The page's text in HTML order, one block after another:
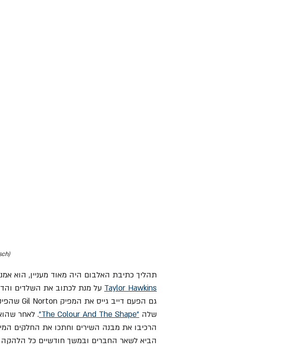
(Photo: Thomas Rabsch)
תהליך כתיבת האלבום היה מאוד מעניין, הוא
Taylor Hawkins על מנת לכתוב את השלדים
גם הפעם דייב גייס את המפיק Gil Norton שהפיק עם הלהקה את אחד האלבומים הגדולים
שלה "The Colour And The Shape"
הביא לשאר החברים ובמשך חודשיים כל